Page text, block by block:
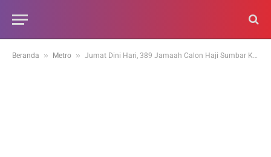
Beranda » Metro » Jumat Dini Hari, 389 Jamaah Calon Haji Sumbar Kloter 1 Diterbangkan dari BIM